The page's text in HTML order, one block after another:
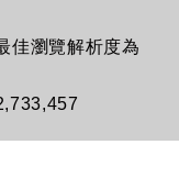
佳瀏覽解析度為